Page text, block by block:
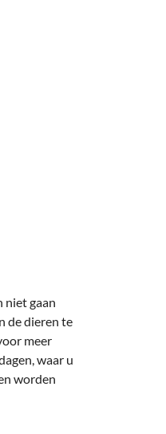
niet gaan
de dieren te
meer
waar u
worden